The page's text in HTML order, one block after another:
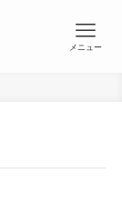
メニュー